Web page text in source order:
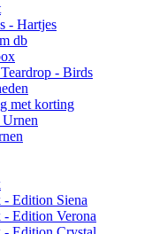
- Hartjes
db
- Birds
met korting
Urnen
- Edition Siena
- Edition Verona